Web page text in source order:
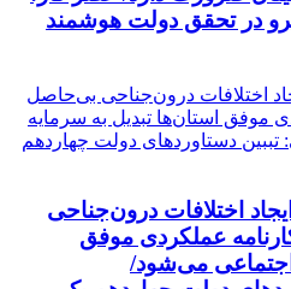
در تحقق دولت هوشمند
اختلافات درون‌جناحی
عملکردی موفق
اجتماعی می‌شود/